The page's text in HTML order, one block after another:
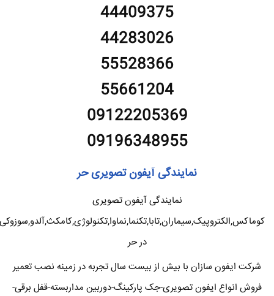
44409375
44283026
55528366
55661204
09122205369
09196348955
نمایندگی آیفون تصویری حر
نمایندگی آیفون تصویری
کوماکس,الکتروپیک,سیماران,تابا,تکنما,نماوا,تکنولوژی,کامکث,آلدو,سوزوکی
در حر
شرکت ایفون سازان با بیش از بیست سال تجربه در زمینه نصب تعمیر
فروش انواع ایفون تصویری-جک پارکینگ-دوربین مداربسته-قفل برقی-